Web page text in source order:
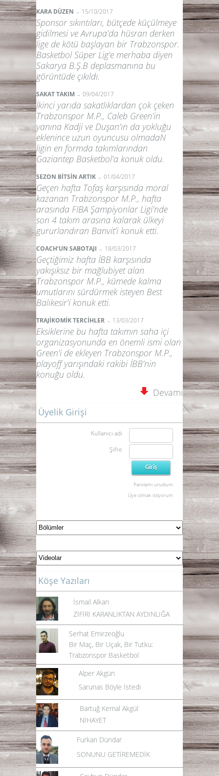
KARA DÜZEN - 15/10/2017
Sponsor sıkıntıları, bütçede küçülmeye
gidilmesi ve Avrupa’da hüsran derken
lige de kötü başlayan bir Trabzonspor.
Basketbol Süper Lig’e merhaba diyen
Sakarya B.Ş.B deplasmanına bu
görüntüde çıkıldı.
SAKAT TAKIM - 09/04/2017
İkinci yarıda sakatlıklardan çok çeken
Trabzonspor M.P., Caleb Green’in
yanına Kadji ve Duşan’ın da yokluğu
eklenince uzun oyuncusu olmadaN
ligin en formda takımlarından
Gaziantep Basketbol’a konuk oldu.
SEZON BİTSİN ARTIK - 01/04/2017
Geçen hafta Tofaş karşısında moral
kazanan Trabzonspor M.P., hafta
arasında FIBA Şampiyonlar Ligi’nde
son 4 takım arasına kalarak ülkeyi
gururlandıran Banvit’i konuk etti.
COACH’UN SABOTAJI - 18/03/2017
Geçtiğimiz hafta İBB karşısında
yakışıksız bir mağlubiyet alan
Trabzonspor M.P., kümede kalma
umutlarını sürdürmek isteyen Best
Balıkesir’i konuk etti.
TRAJİKOMİK TERCİHLER - 13/03/2017
Eksiklerine bu hafta takımın saha içi
organizasyonunda en önemli ismi olan
Green’i de ekleyen Trabzonspor M.P.,
playoff yarışındaki rakibi İBB’nin
konuğu oldu.
Devamı
Üyelik Girişi
Kullanıcı adı
Şifre
Parolamı unuttum
Üye olmak istiyorum
Köşe Yazıları
İsmail Alkan
ZİFİRİ KARANLIKTAN AYDINLIĞA
Serhat Emirzeoğlu
Bir Maç, Bir Uçak, Bir Tutku:
Trabzonspor Basketbol
Alper Akgün
Sarunas Böyle İstedi
Bartuğ Kemal Akgül
NİHAYET
Furkan Dündar
SONUNU GETİREMEDİK